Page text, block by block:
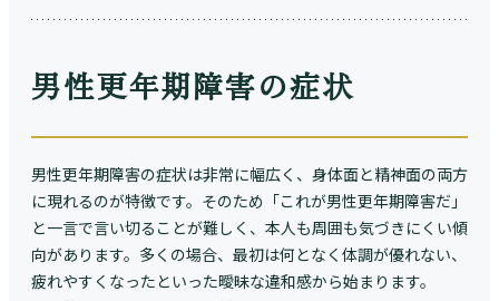
男性更年期障害の症状
男性更年期障害の症状は非常に幅広く、身体面と精神面の両方
に現れるのが特徴です。そのため「これが男性更年期障害だ」
と一言で言い切ることが難しく、本人も周囲も気づきにくい傾
向があります。多くの場合、最初は何となく体調が優れない、
疲れやすくなったといった曖昧な違和感から始まります。